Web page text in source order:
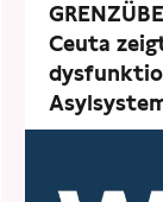
Ceuta